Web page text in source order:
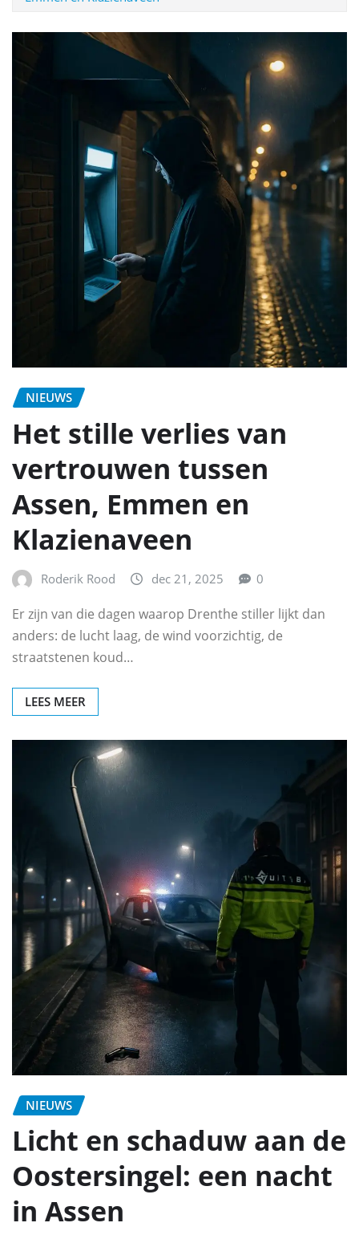
NIEUWS
Het stille verlies van
vertrouwen tussen
Assen, Emmen en
Klazienaveen
Roderik Rood dec 21, 2025 0
Er zijn van die dagen waarop Drenthe stiller lijkt dan
anders: de lucht laag, de wind voorzichtig, de
straatstenen koud…
LEES MEER
NIEUWS
Licht en schaduw aan de
Oostersingel: een nacht
in Assen